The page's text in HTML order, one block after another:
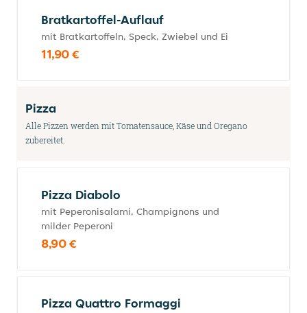
Bratkartoffel-Auflauf
mit Bratkartoffeln, Speck, Zwiebel und Ei
11,90 €
Pizza
Alle Pizzen werden mit Tomatensauce, Käse und Oregano
zubereitet.
Pizza Diabolo
mit Peperonisalami, Champignons und
milder Peperoni
8,90 €
Pizza Quattro Formaggi